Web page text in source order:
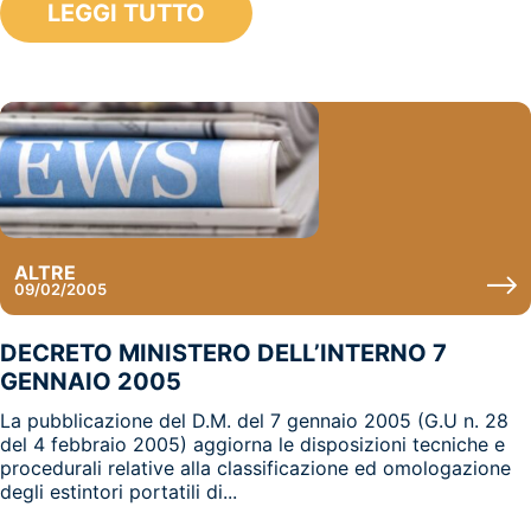
LEGGI TUTTO
ALTRE
09/02/2005
DECRETO MINISTERO DELL’INTERNO 7
GENNAIO 2005
La pubblicazione del D.M. del 7 gennaio 2005 (G.U n. 28
del 4 febbraio 2005) aggiorna le disposizioni tecniche e
procedurali relative alla classificazione ed omologazione
degli estintori portatili di...